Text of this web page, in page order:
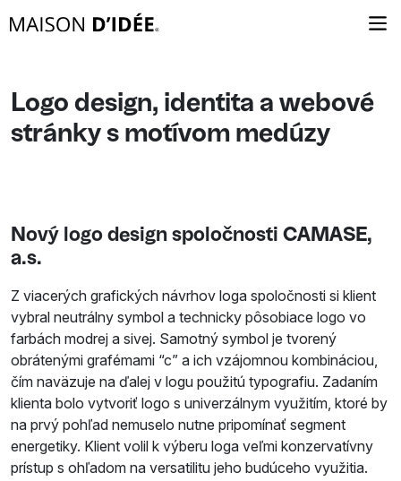
Logo design, identita a webové
stránky s motívom medúzy
Nový logo design spoločnosti CAMASE,
a.s.
Z viacerých grafických návrhov loga spoločnosti si klient
vybral neutrálny symbol a technicky pôsobiace logo vo
farbách modrej a sivej. Samotný symbol je tvorený
obrátenými grafémami “c” a ich vzájomnou kombináciou,
čím naväzuje na ďalej v logu použitú typografiu. Zadaním
klienta bolo vytvoriť logo s univerzálnym využitím, ktoré by
na prvý pohľad nemuselo nutne pripomínať segment
energetiky. Klient volil k výberu loga veľmi konzervatívny
prístup s ohľadom na versatilitu jeho budúceho využitia.